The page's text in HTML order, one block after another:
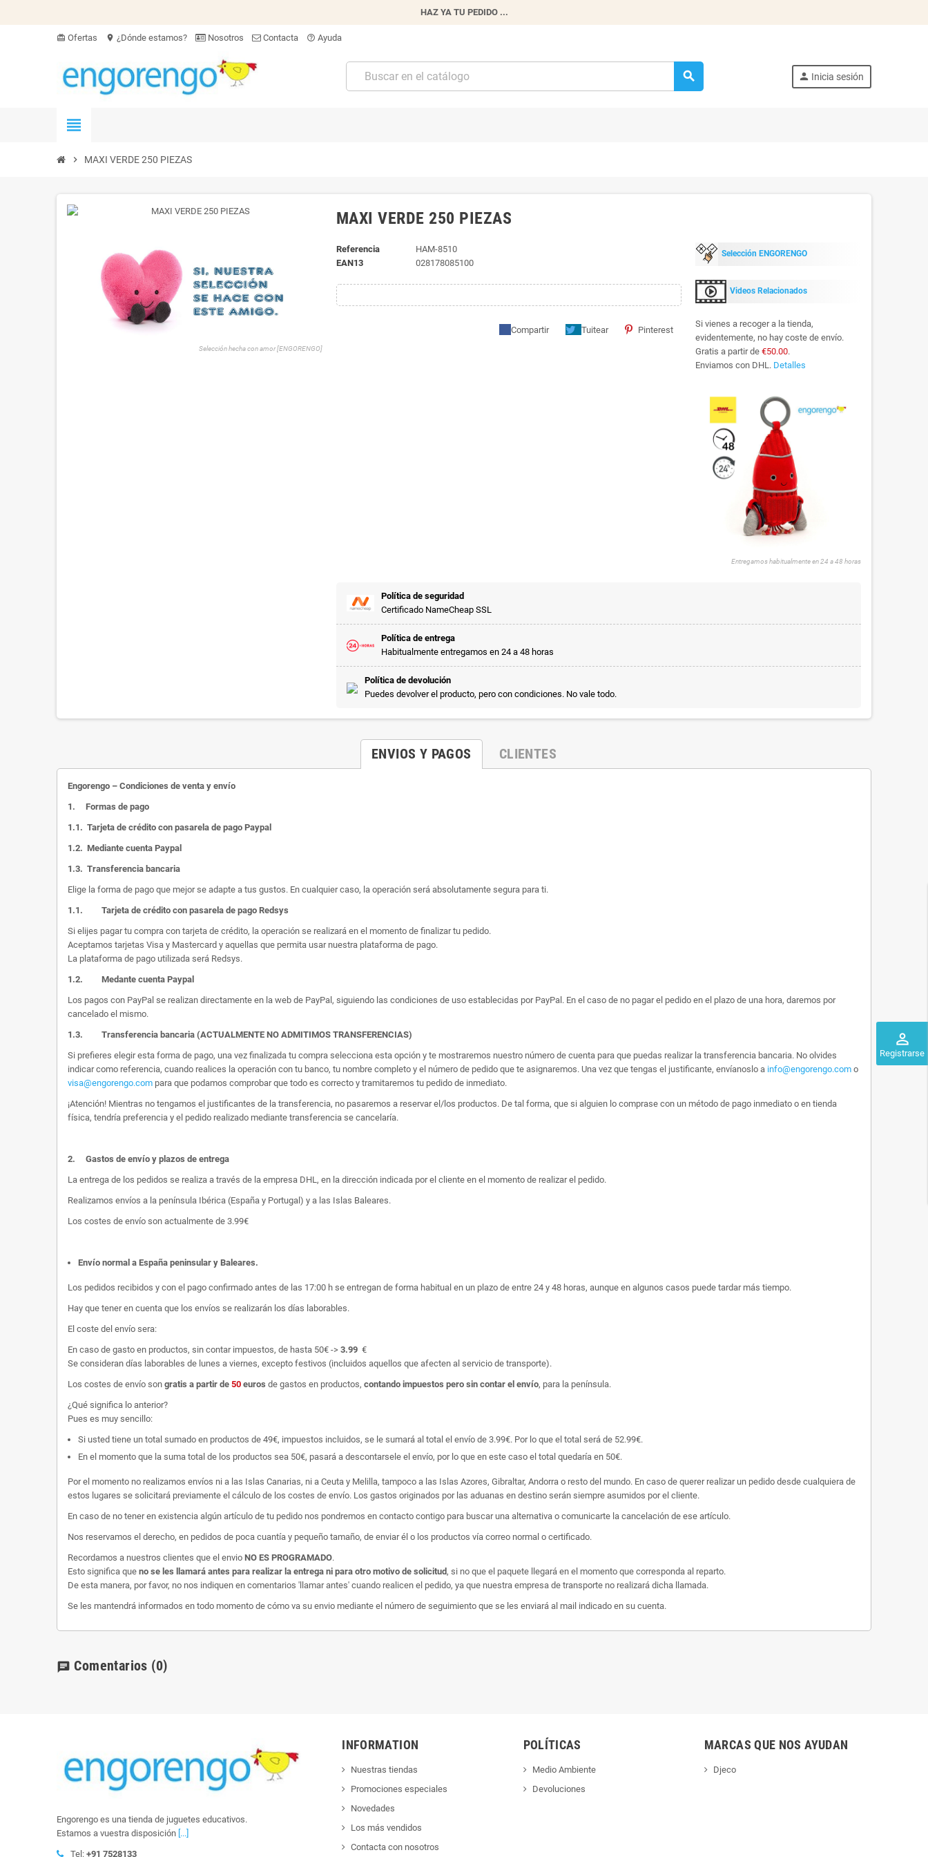
HAZ YA TU PEDIDO ...
card_giftcard Ofertas location_on ¿Dónde estamos? Nosotros Contacta help_outline Ayuda
search person Inicia sesión
perm_identity
Registrarse
view_headline
chevron_right MAXI VERDE 250 PIEZAS
Selección hecha con amor [ENGORENGO]
MAXI VERDE 250 PIEZAS
Referencia
HAM-8510
EAN13
028178085100
Compartir Tuitear Pinterest
Selección ENGORENGO
Videos Relacionados
Si vienes a recoger a la tienda,
evidentemente, no hay coste de envío.
Gratis a partir de €50.00.
Enviamos con DHL. Detalles
Entregamos habitualmente en 24 a 48 horas
Política de seguridad
Certificado NameCheap SSL
Política de entrega
Habitualmente entregamos en 24 a 48 horas
Política de devolución
Puedes devolver el producto, pero con condiciones. No vale todo.
ENVIOS Y PAGOS CLIENTES
Engorengo – Condiciones de venta y envío
1. Formas de pago
1.1. Tarjeta de crédito con pasarela de pago Paypal
1.2. Mediante cuenta Paypal
1.3. Transferencia bancaria
Elige la forma de pago que mejor se adapte a tus gustos. En cualquier caso, la operación será absolutamente segura para ti.
1.1. Tarjeta de crédito con pasarela de pago Redsys
Si elijes pagar tu compra con tarjeta de crédito, la operación se realizará en el momento de finalizar tu pedido.
Aceptamos tarjetas Visa y Mastercard y aquellas que permita usar nuestra plataforma de pago.
La plataforma de pago utilizada será Redsys.
1.2. Medante cuenta Paypal
Los pagos con PayPal se realizan directamente en la web de PayPal, siguiendo las condiciones de uso establecidas por PayPal. En el caso de no pagar el pedido en el plazo de una hora, daremos por
cancelado el mismo.
1.3. Transferencia bancaria (ACTUALMENTE NO ADMITIMOS TRANSFERENCIAS)
Si prefieres elegir esta forma de pago, una vez finalizada tu compra selecciona esta opción y te mostraremos nuestro número de cuenta para que puedas realizar la transferencia bancaria. No olvides
indicar como referencia, cuando realices la operación con tu banco, tu nombre completo y el número de pedido que te asignaremos. Una vez que tengas el justificante, envíanoslo a info@engorengo.com o
visa@engorengo.com para que podamos comprobar que todo es correcto y tramitaremos tu pedido de inmediato.
¡Atención! Mientras no tengamos el justificantes de la transferencia, no pasaremos a reservar el/los productos. De tal forma, que si alguien lo comprase con un método de pago inmediato o en tienda
física, tendría preferencia y el pedido realizado mediante transferencia se cancelaría.
2. Gastos de envío y plazos de entrega
La entrega de los pedidos se realiza a través de la empresa DHL, en la dirección indicada por el cliente en el momento de realizar el pedido.
Realizamos envíos a la península Ibérica (España y Portugal) y a las Islas Baleares.
Los costes de envío son actualmente de 3.99€
Envío normal a España peninsular y Baleares.
Los pedidos recibidos y con el pago confirmado antes de las 17:00 h se entregan de forma habitual en un plazo de entre 24 y 48 horas, aunque en algunos casos puede tardar más tiempo.
Hay que tener en cuenta que los envíos se realizarán los días laborables.
El coste del envío sera:
En caso de gasto en productos, sin contar impuestos, de hasta 50€ -> 3.99 €
Se consideran días laborables de lunes a viernes, excepto festivos (incluidos aquellos que afecten al servicio de transporte).
Los costes de envío son gratis a partir de 50 euros de gastos en productos, contando impuestos pero sin contar el envío, para la península.
¿Qué significa lo anterior?
Pues es muy sencillo:
Si usted tiene un total sumado en productos de 49€, impuestos incluidos, se le sumará al total el envío de 3.99€. Por lo que el total será de 52.99€.
En el momento que la suma total de los productos sea 50€, pasará a descontarsele el envío, por lo que en este caso el total quedaría en 50€.
Por el momento no realizamos envíos ni a las Islas Canarias, ni a Ceuta y Melilla, tampoco a las Islas Azores, Gibraltar, Andorra o resto del mundo. En caso de querer realizar un pedido desde cualquiera de
estos lugares se solicitará previamente el cálculo de los costes de envío. Los gastos originados por las aduanas en destino serán siempre asumidos por el cliente.
En caso de no tener en existencia algún artículo de tu pedido nos pondremos en contacto contigo para buscar una alternativa o comunicarte la cancelación de ese artículo.
Nos reservamos el derecho, en pedidos de poca cuantía y pequeño tamaño, de enviar él o los productos vía correo normal o certificado.
Recordamos a nuestros clientes que el envio NO ES PROGRAMADO.
Esto significa que no se les llamará antes para realizar la entrega ni para otro motivo de solicitud , si no que el paquete llegará en el momento que corresponda al reparto.
De esta manera, por favor, no nos indiquen en comentarios 'llamar antes' cuando realicen el pedido, ya que nuestra empresa de transporte no realizará dicha llamada.
Se les mantendrá informados en todo momento de cómo va su envio mediante el número de seguimiento que se les enviará al mail indicado en su cuenta.
chat Comentarios (0)
Engorengo es una tienda de juguetes educativos.
Estamos a vuestra disposición [...]
Tel: +91 7528133
INFORMATION
Nuestras tiendas
Promociones especiales
Novedades
Los más vendidos
Contacta con nosotros
POLÍTICAS
Medio Ambiente
Devoluciones
MARCAS QUE NOS AYUDAN
Djeco